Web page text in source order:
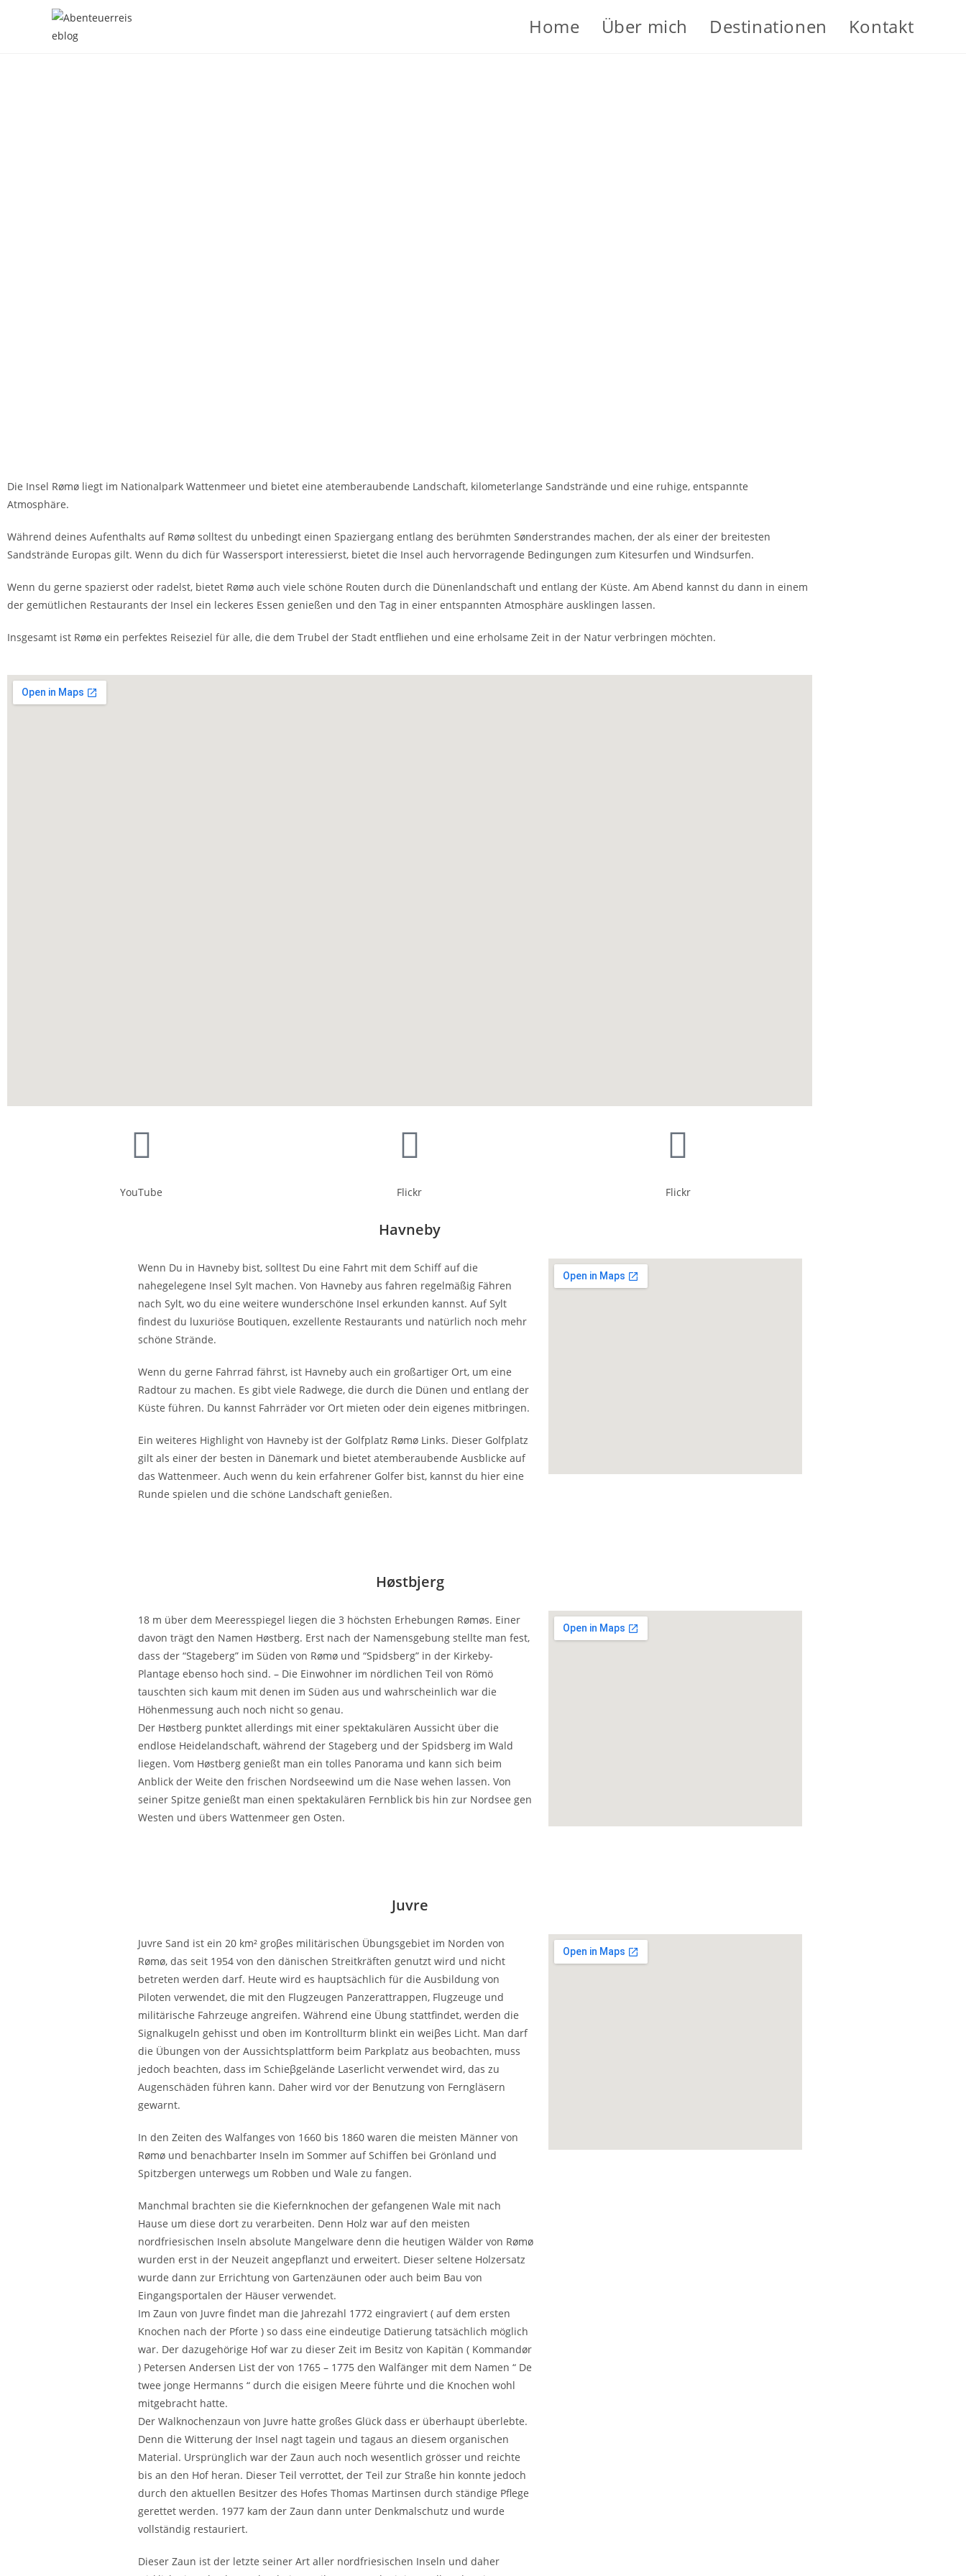
Home Über mich Destinationen Kontakt
Die Insel Rømø liegt im Nationalpark Wattenmeer und bietet eine atemberaubende Landschaft, kilometerlange Sandstrände und eine ruhige, entspannte
Atmosphäre.
Während deines Aufenthalts auf Rømø solltest du unbedingt einen Spaziergang entlang des berühmten Sønderstrandes machen, der als einer der breitesten
Sandstrände Europas gilt. Wenn du dich für Wassersport interessierst, bietet die Insel auch hervorragende Bedingungen zum Kitesurfen und Windsurfen.
Wenn du gerne spazierst oder radelst, bietet Rømø auch viele schöne Routen durch die Dünenlandschaft und entlang der Küste. Am Abend kannst du dann in einem
der gemütlichen Restaurants der Insel ein leckeres Essen genießen und den Tag in einer entspannten Atmosphäre ausklingen lassen.
Insgesamt ist Rømø ein perfektes Reiseziel für alle, die dem Trubel der Stadt entfliehen und eine erholsame Zeit in der Natur verbringen möchten.
YouTube Flickr Flickr
Havneby
Wenn Du in Havneby bist, solltest Du eine Fahrt mit dem Schiff auf die
nahegelegene Insel Sylt machen. Von Havneby aus fahren regelmäßig Fähren
nach Sylt, wo du eine weitere wunderschöne Insel erkunden kannst. Auf Sylt
findest du luxuriöse Boutiquen, exzellente Restaurants und natürlich noch mehr
schöne Strände.
Wenn du gerne Fahrrad fährst, ist Havneby auch ein großartiger Ort, um eine
Radtour zu machen. Es gibt viele Radwege, die durch die Dünen und entlang der
Küste führen. Du kannst Fahrräder vor Ort mieten oder dein eigenes mitbringen.
Ein weiteres Highlight von Havneby ist der Golfplatz Rømø Links. Dieser Golfplatz
gilt als einer der besten in Dänemark und bietet atemberaubende Ausblicke auf
das Wattenmeer. Auch wenn du kein erfahrener Golfer bist, kannst du hier eine
Runde spielen und die schöne Landschaft genießen.
Høstbjerg
18 m über dem Meeresspiegel liegen die 3 höchsten Erhebungen Rømøs. Einer
davon trägt den Namen Høstberg. Erst nach der Namensgebung stellte man fest,
dass der “Stageberg” im Süden von Rømø und “Spidsberg” in der Kirkeby-
Plantage ebenso hoch sind. – Die Einwohner im nördlichen Teil von Römö
tauschten sich kaum mit denen im Süden aus und wahrscheinlich war die
Höhenmessung auch noch nicht so genau.
Der Høstberg punktet allerdings mit einer spektakulären Aussicht über die
endlose Heidelandschaft, während der Stageberg und der Spidsberg im Wald
liegen. Vom Høstberg genießt man ein tolles Panorama und kann sich beim
Anblick der Weite den frischen Nordseewind um die Nase wehen lassen. Von
seiner Spitze genießt man einen spektakulären Fernblick bis hin zur Nordsee gen
Westen und übers Wattenmeer gen Osten.
Juvre
Juvre Sand ist ein 20 km² groβes militärischen Übungsgebiet im Norden von
Rømø, das seit 1954 von den dänischen Streitkräften genutzt wird und nicht
betreten werden darf. Heute wird es hauptsächlich für die Ausbildung von
Piloten verwendet, die mit den Flugzeugen Panzerattrappen, Flugzeuge und
militärische Fahrzeuge angreifen. Während eine Übung stattfindet, werden die
Signalkugeln gehisst und oben im Kontrollturm blinkt ein weiβes Licht. Man darf
die Übungen von der Aussichtsplattform beim Parkplatz aus beobachten, muss
jedoch beachten, dass im Schieβgelände Laserlicht verwendet wird, das zu
Augenschäden führen kann. Daher wird vor der Benutzung von Ferngläsern
gewarnt.
In den Zeiten des Walfanges von 1660 bis 1860 waren die meisten Männer von
Rømø und benachbarter Inseln im Sommer auf Schiffen bei Grönland und
Spitzbergen unterwegs um Robben und Wale zu fangen.
Manchmal brachten sie die Kiefernknochen der gefangenen Wale mit nach
Hause um diese dort zu verarbeiten. Denn Holz war auf den meisten
nordfriesischen Inseln absolute Mangelware denn die heutigen Wälder von Rømø
wurden erst in der Neuzeit angepflanzt und erweitert. Dieser seltene Holzersatz
wurde dann zur Errichtung von Gartenzäunen oder auch beim Bau von
Eingangsportalen der Häuser verwendet.
Im Zaun von Juvre findet man die Jahrezahl 1772 eingraviert ( auf dem ersten
Knochen nach der Pforte ) so dass eine eindeutige Datierung tatsächlich möglich
war. Der dazugehörige Hof war zu dieser Zeit im Besitz von Kapitän ( Kommandør
) Petersen Andersen List der von 1765 – 1775 den Walfänger mit dem Namen “ De
twee jonge Hermanns “ durch die eisigen Meere führte und die Knochen wohl
mitgebracht hatte.
Der Walknochenzaun von Juvre hatte großes Glück dass er überhaupt überlebte.
Denn die Witterung der Insel nagt tagein und tagaus an diesem organischen
Material. Ursprünglich war der Zaun auch noch wesentlich grösser und reichte
bis an den Hof heran. Dieser Teil verrottet, der Teil zur Straße hin konnte jedoch
durch den aktuellen Besitzer des Hofes Thomas Martinsen durch ständige Pflege
gerettet werden. 1977 kam der Zaun dann unter Denkmalschutz und wurde
vollständig restauriert.
Dieser Zaun ist der letzte seiner Art aller nordfriesischen Inseln und daher